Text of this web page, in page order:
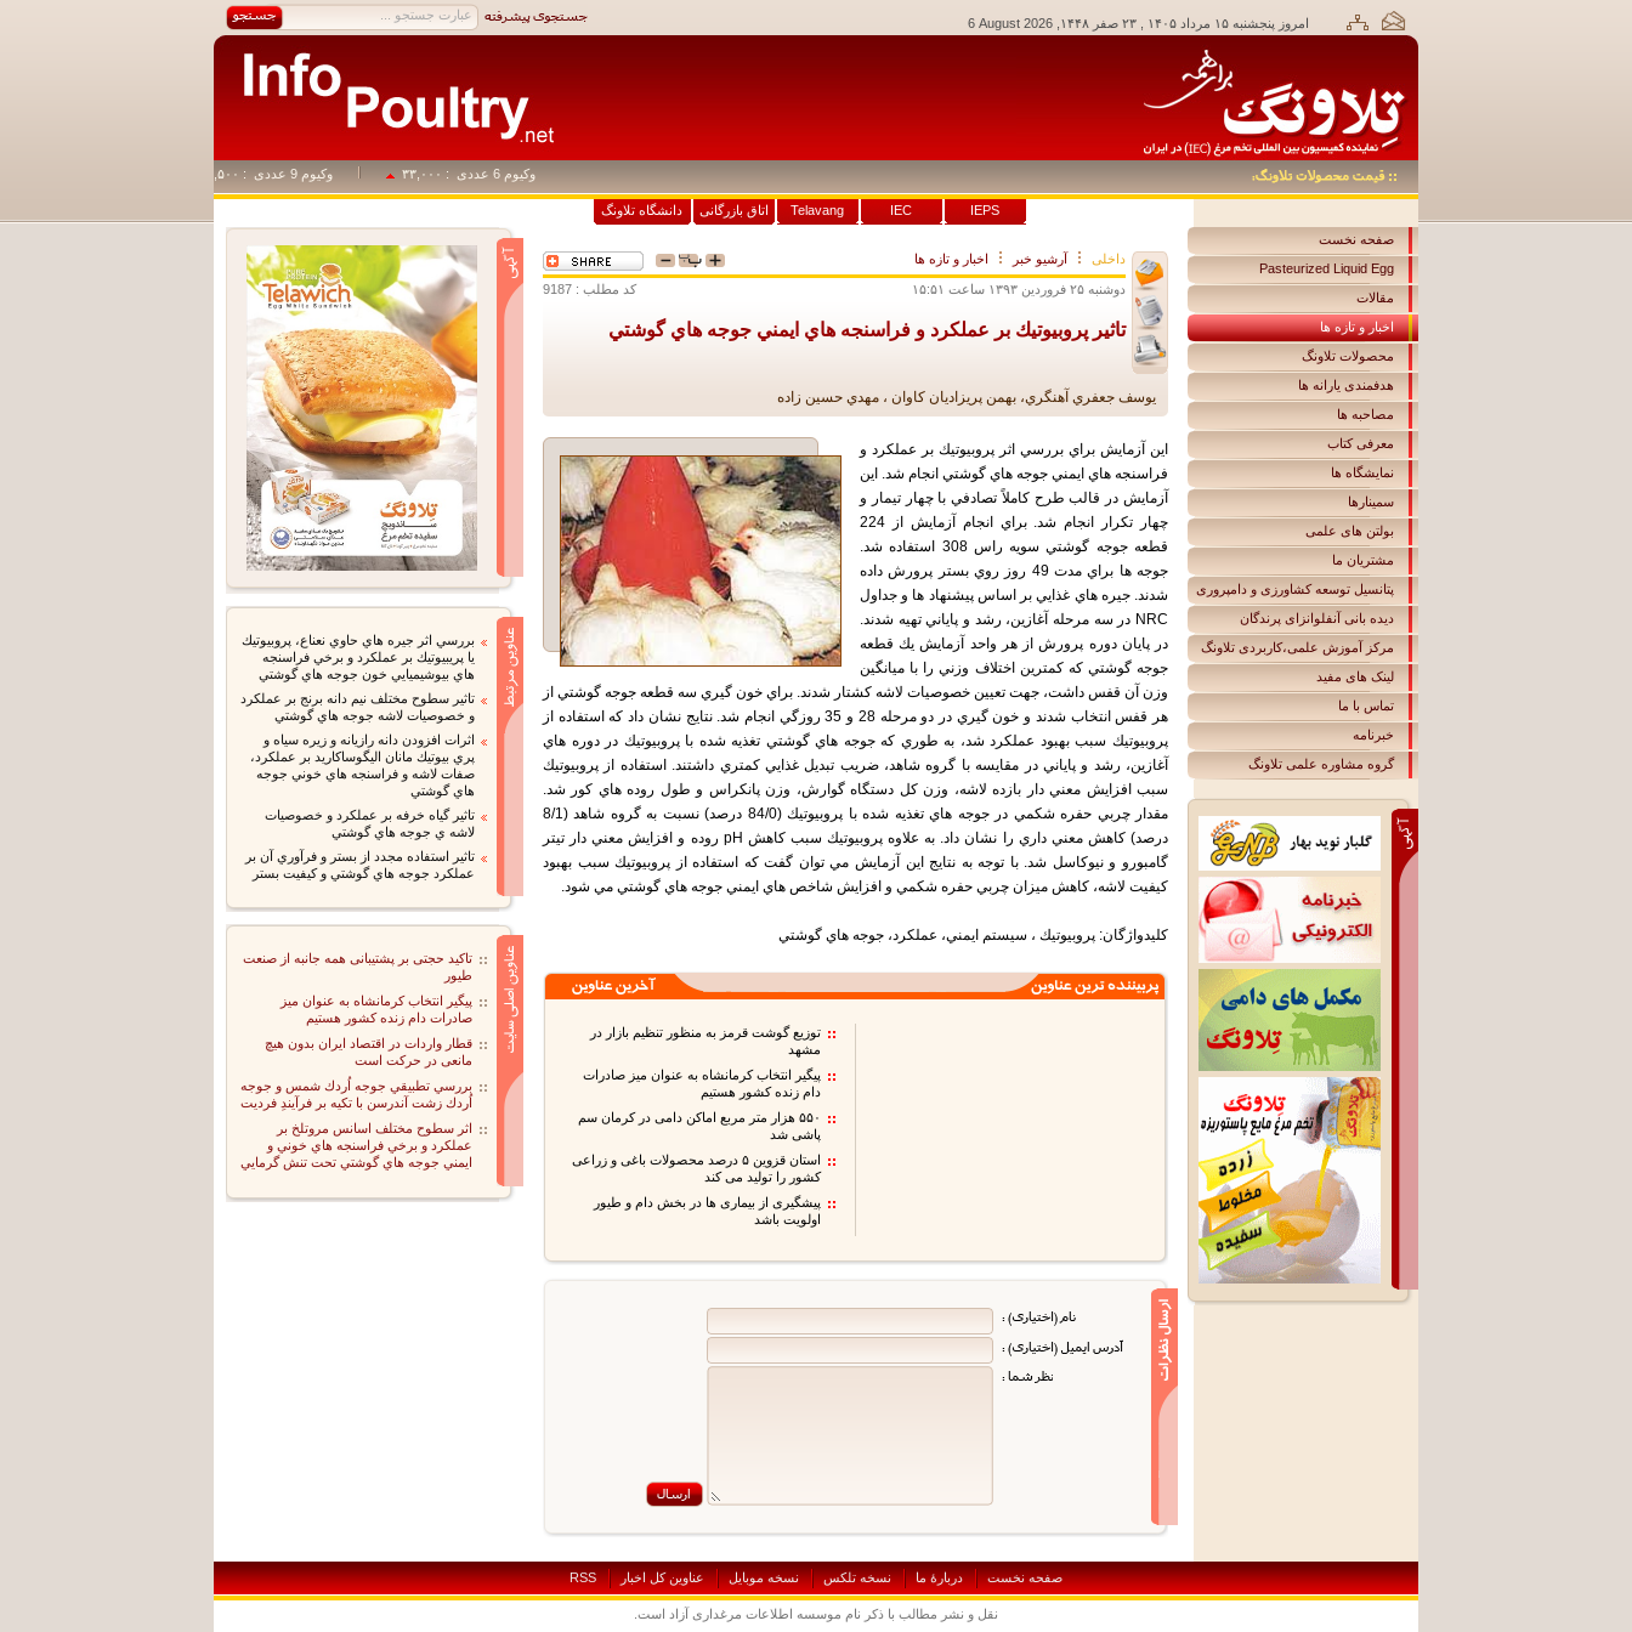
امروز پنجشنبه ۱۵ مرداد ۱۴۰۵ , ۲۳ صفر ۱۴۴۸, 6 August 2026
وکیوم 6 عددی : ۳۳,۰۰۰ وکیوم 9 عددی : ۴۹,۵۰۰
IEPS
IEC
Telavang اتاق بازرگانی
دانشگاه تلاونگ
صفحه نخست
Pasteurized Liquid Egg
مقالات
اخبار و تازه ها
محصولات تلاونگ
هدفمندی یارانه ها
مصاحبه ها
معرفی کتاب
نمایشگاه ها
سمینارها
بولتن های علمی
مشتریان ما
پتانسیل توسعه کشاورزی و دامپروری
دیده بانی آنفلوانزای پرندگان
مرکز آموزش علمی،کاربردی تلاونگ
لينک های مفيد
تماس با ما
خبرنامه
گروه مشاوره علمی تلاونگ
داخلی آرشيو خبر اخبار و تازه ها
دوشنبه ۲۵ فروردين ۱۳۹۳ ساعت ۱۵:۵۱ کد مطلب : 9187
تاثير پروبيوتيك بر عملكرد و فراسنجه هاي ايمني جوجه هاي گوشتي
يوسف جعفري آهنگري، بهمن پريزاديان كاوان ، مهدي حسين زاده
اين آزمايش براي بررسي اثر پروبيوتيك بر عملكرد و
فراسنجه هاي ايمني جوجه هاي گوشتي انجام شد. اين
آزمايش در قالب طرح كاملاً تصادفي با چهار تيمار و
چهار تكرار انجام شد. براي انجام آزمايش از 224
قطعه جوجه گوشتي سويه راس 308 استفاده شد.
جوجه ها براي مدت 49 روز روي بستر پرورش داده
شدند. جيره هاي غذايي بر اساس پيشنهاد ها و جداول
NRC در سه مرحله آغازين، رشد و پاياني تهيه شدند.
در پايان دوره پرورش از هر واحد آزمايش يك قطعه
جوجه گوشتي كه كمترين اختلاف وزني را با ميانگين
وزن آن قفس داشت، جهت تعيين خصوصيات لاشه كشتار شدند. براي خون گيري سه قطعه جوجه گوشتي از
هر قفس انتخاب شدند و خون گيري در دو مرحله 28 و 35 روزگي انجام شد. نتايج نشان داد كه استفاده از
پروبيوتيك سبب بهبود عملكرد شد، به طوري كه جوجه هاي گوشتي تغذيه شده با پروبيوتيك در دوره هاي
آغازين، رشد و پاياني در مقايسه با گروه شاهد، ضريب تبديل غذايي كمتري داشتند. استفاده از پروبيوتيك
سبب افزايش معني دار بازده لاشه، وزن كل دستگاه گوارش، وزن پانكراس و طول روده هاي كور شد.
مقدار چربي حفره شكمي در جوجه هاي تغذيه شده با پروبيوتيك (84/0 درصد) نسبت به گروه شاهد (8/1
درصد) كاهش معني داري را نشان داد. به علاوه پروبيوتيك سبب كاهش pH روده و افزايش معني دار تيتر
گامبورو و نيوكاسل شد. با توجه به نتايج اين آزمايش مي توان گفت كه استفاده از پروبيوتيك سبب بهبود
كيفيت لاشه، كاهش ميزان چربي حفره شكمي و افزايش شاخص هاي ايمني جوجه هاي گوشتي مي شود.
کليدواژگان: پروبيوتيك ، سيستم ايمني، عملكرد، جوجه هاي گوشتي
توزیع گوشت قرمز به منظور تنظیم بازار در
مشهد
پیگیر انتخاب کرمانشاه به عنوان میز صادرات
دام زنده کشور هستیم
۵۵۰ هزار متر مربع اماکن دامی در کرمان سم
پاشی شد
استان قزوین ۵ درصد محصولات باغی و زراعی
کشور را تولید می کند
پیشگیری از بیماری ها در بخش دام و طیور
اولویت باشد
بررسي اثر جيره هاي حاوي نعناع، پروبيوتيك
يا پريبيوتيك بر عملكرد و برخي فراسنجه
هاي بيوشيميايي خون جوجه هاي گوشتي
تاثير سطوح مختلف نيم دانه برنج بر عملكرد
و خصوصيات لاشه جوجه هاي گوشتي
اثرات افزودن دانه رازيانه و زيره سياه و
پري بيوتيك مانان اليگوساكاريد بر عملكرد،
صفات لاشه و فراسنجه هاي خوني جوجه
هاي گوشتي
تاثير گياه خرفه بر عملكرد و خصوصيات
لاشه ي جوجه هاي گوشتي
تاثير استفاده مجدد از بستر و فرآوري آن بر
عملكرد جوجه هاي گوشتي و كيفيت بستر
تاکید حجتی بر پشتیبانی همه جانبه از صنعت
طیور
پیگیر انتخاب کرمانشاه به عنوان میز
صادرات دام زنده کشور هستیم
قطار واردات در اقتصاد ایران بدون هیچ
مانعی در حرکت است
بررسي تطبيقي جوجه اُردك شمس و جوجه
اُردك زشت آندرسن با تكيه بر فرآيندِ فرديت
اثر سطوح مختلف اسانس مروتلخ بر
عملكرد و برخي فراسنجه هاي خوني و
ايمني جوجه هاي گوشتي تحت تنش گرمايي
صفحه نخست دربارۀ ما نسخه تلکس نسخه موبايل عناوين کل اخبار RSS
نقل و نشر مطالب با ذکر نام موسسه اطلاعات مرغداری آزاد است.